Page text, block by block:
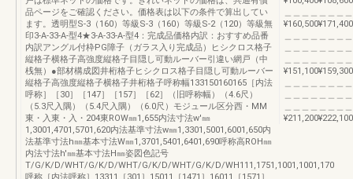
品ページをご確認ください。価格表は以下の条件で算出してい
ます。透明型S-3（160）等級S-3（160）等級S-2（120）等級無
印3-A-33-A-型4★3-A-33-A-型4：完成品価格内訳：おすすめ品番
内訳アングル付枠PG障子（ガラス入り完成品）ヒシクロス格子
縦格子横格子高強度縦格子目隠し可動ルーバー引違い網戸（中
桟無）●部材構成図井桁格子ヒシクロス格子目隠し可動ルーバー
縦格子高強度縦格子横格子井桁格子呼称幅133150160165［内法
呼称］［30］［147］［157］［62］（旧呼称幅）（4.6尺）
（5.3尺入隅）（5.4尺入隅）（6.0尺）モジュール区分西・MM
東・入東・入・204東ROW㎜1,655内法寸法w'㎜
1,3001,4701,5701,620内法基準寸法w㎜1,3301,5001,6001,650内
法基準寸法h㎜基本寸法W㎜1,3701,5401,6401,690呼称高ROH㎜
内法寸法h'㎜基本寸法H㎜姿図色記号
T/G/K/D/WHT/G/K/D/WHT/G/K/D/WHT/G/K/D/WH111,1751,1001,1001,170
呼称［内法呼称］13311［301］15011［1471］16011［1571］